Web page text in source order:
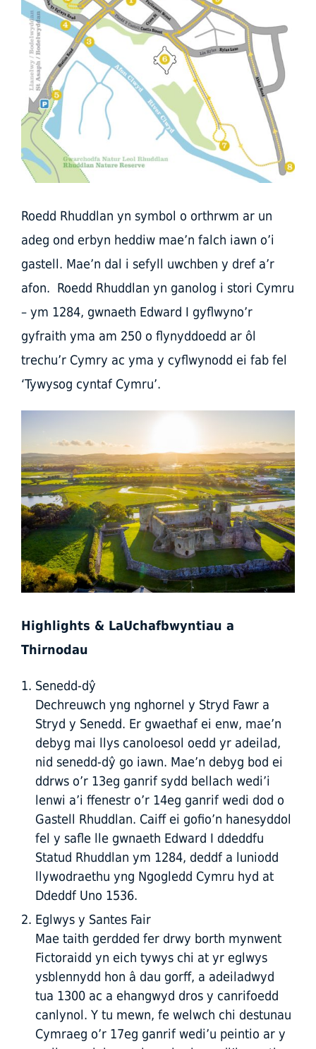
Roedd Rhuddlan yn symbol o orthrwm ar un
adeg ond erbyn heddiw mae’n falch iawn o’i
gastell. Mae’n dal i sefyll uwchben y dref a’r
afon. Roedd Rhuddlan yn ganolog i stori Cymru
– ym 1284, gwnaeth Edward I gyflwyno’r
gyfraith yma am 250 o flynyddoedd ar ôl
trechu’r Cymry ac yma y cyflwynodd ei fab fel
‘Tywysog cyntaf Cymru’.
Highlights & LaUchafbwyntiau a
Thirnodau
Senedd-dŷ
Dechreuwch yng nghornel y Stryd Fawr a
Stryd y Senedd. Er gwaethaf ei enw, mae’n
debyg mai llys canoloesol oedd yr adeilad,
nid senedd-dŷ go iawn. Mae’n debyg bod ei
ddrws o’r 13eg ganrif sydd bellach wedi’i
lenwi a’i ffenestr o’r 14eg ganrif wedi dod o
Gastell Rhuddlan. Caiff ei gofio’n hanesyddol
fel y safle lle gwnaeth Edward I ddeddfu
Statud Rhuddlan ym 1284, deddf a luniodd
llywodraethu yng Ngogledd Cymru hyd at
Ddeddf Uno 1536.
Eglwys y Santes Fair
Mae taith gerdded fer drwy borth mynwent
Fictoraidd yn eich tywys chi at yr eglwys
ysblennydd hon â dau gorff, a adeiladwyd
tua 1300 ac a ehangwyd dros y canrifoedd
canlynol. Y tu mewn, fe welwch chi destunau
Cymraeg o’r 17eg ganrif wedi’u peintio ar y